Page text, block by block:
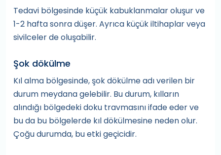
Tedavi bölgesinde küçük kabuklanmalar oluşur ve
1-2 hafta sonra düşer. Ayrıca küçük iltihaplar veya
sivilceler de oluşabilir.
Şok dökülme
Kıl alma bölgesinde, şok dökülme adı verilen bir
durum meydana gelebilir. Bu durum, kılların
alındığı bölgedeki doku travmasını ifade eder ve
bu da bu bölgelerde kıl dökülmesine neden olur.
Çoğu durumda, bu etki geçicidir.